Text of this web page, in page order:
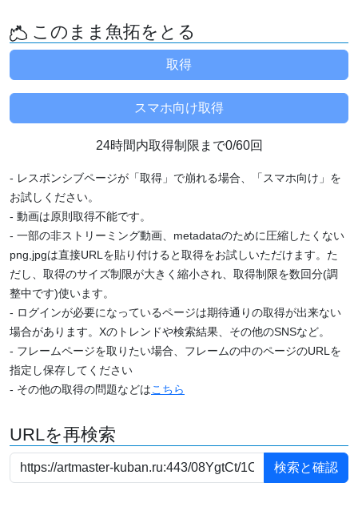
このまま魚拓をとる
24時間内取得制限まで0/60回
- レスポンシブページが「取得」で崩れる場合、「スマホ向け」を
お試しください。
- 動画は原則取得不能です。
- 一部の非ストリーミング動画、metadataのために圧縮したくない
png,jpgは直接URLを貼り付けると取得をお試しいただけます。た
だし、取得のサイズ制限が大きく縮小され、取得制限を数回分(調
整中です)使います。
- ログインが必要になっているページは期待通りの取得が出来ない
場合があります。Xのトレンドや検索結果、その他のSNSなど。
- フレームページを取りたい場合、フレームの中のページのURLを
指定し保存してください
- その他の取得の問題などはこちら
URLを再検索